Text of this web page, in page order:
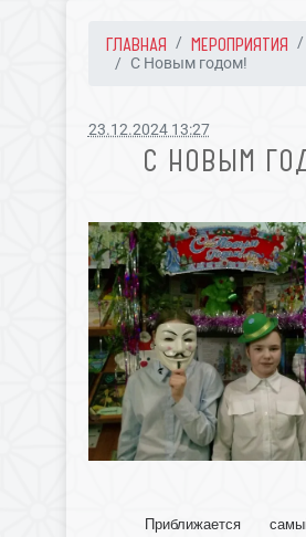
ГЛАВНАЯ МЕРОПРИЯТИЯ
С Новым годом!
23.12.2024 13:27
С НОВЫМ
Приближается